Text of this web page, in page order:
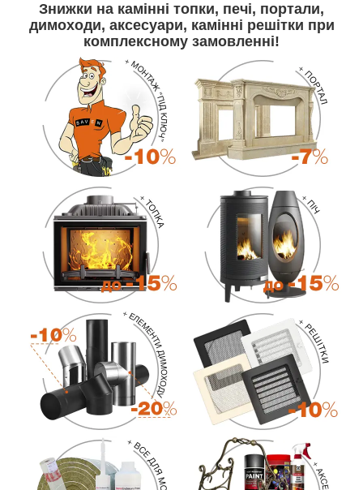
Знижки на камінні топки, печі, портали,
димоходи, аксесуари, камінні решітки при
комплексному замовленні!